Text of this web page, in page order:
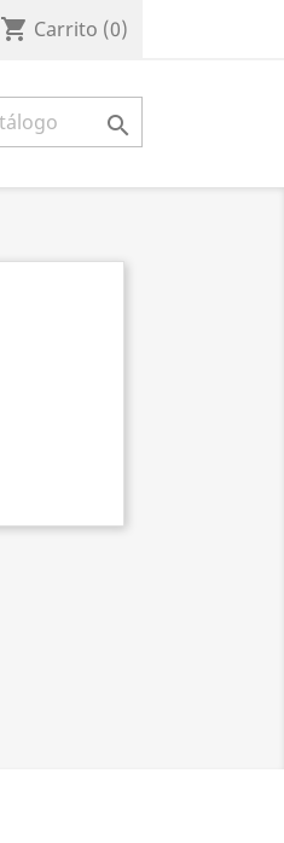
shopping_cart Carrito (0)
